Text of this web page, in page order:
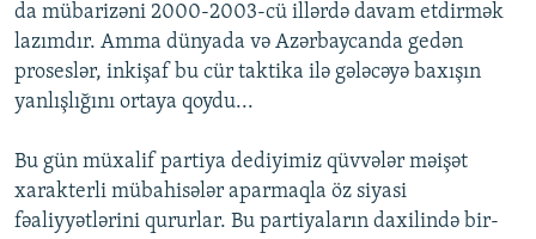
da mübarizəni 2000-2003-cü illərdə davam etdirmək
lazımdır. Amma dünyada və Azərbaycanda gedən
proseslər, inkişaf bu cür taktika ilə gələcəyə baxışın
yanlışlığını ortaya qoydu...
Bu gün müxalif partiya dediyimiz qüvvələr məişət
xarakterli mübahisələr aparmaqla öz siyasi
fəaliyyətlərini qururlar. Bu partiyaların daxilində bir-